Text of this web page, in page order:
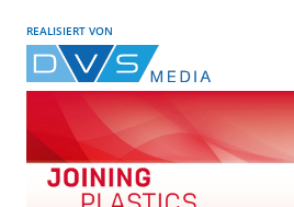
REALISIERT VON